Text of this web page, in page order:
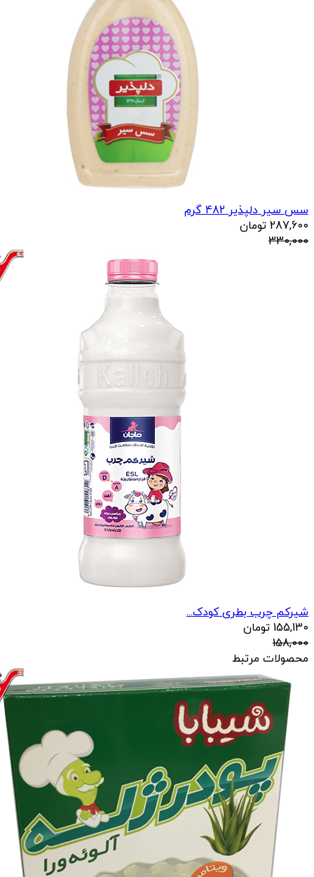
سس سیر دلپذیر 482 گرم
287,600 تومان
330,000
شیرکم چرب بطری کودک...
155,130 تومان
158,000
محصولات مرتبط